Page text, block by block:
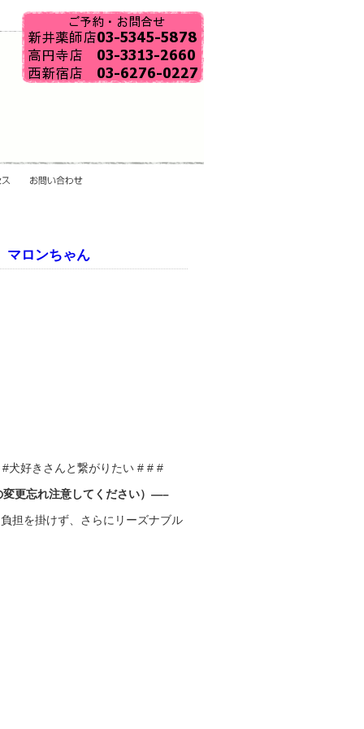
マロンちゃん
犬好きさんと繋がりたい # # #
更忘れ注意してください）—–
担を掛けず、さらにリーズナブル